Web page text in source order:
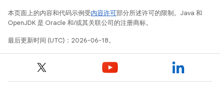
本页面上的内容和代码示例受内容许可部分所述许可的限制。Java 和
OpenJDK 是 Oracle 和/或其关联公司的注册商标。
最后更新时间 (UTC)：2026-06-18。